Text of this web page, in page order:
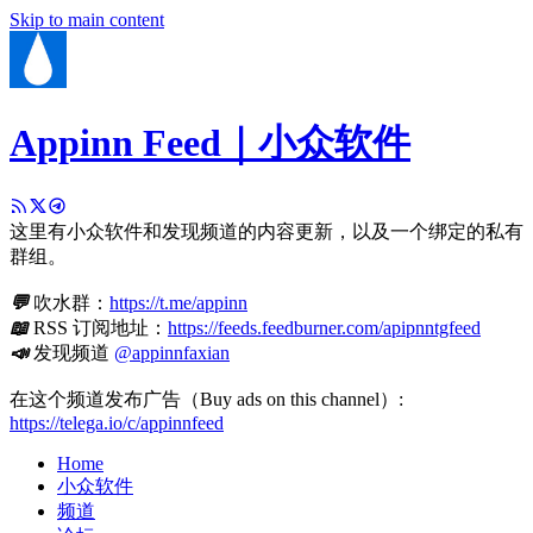
Skip to main content
Appinn Feed｜小众软件
这里有小众软件和发现频道的内容更新，以及一个绑定的私有
群组。
💬吹水群： https://t.me/appinn
📖RSS 订阅地址： https://feeds.feedburner.com/apipnntgfeed
📣发现频道 @appinnfaxian
在这个频道发布广告（Buy ads on this channel）:
https://telega.io/c/appinnfeed
Home
小众软件
频道